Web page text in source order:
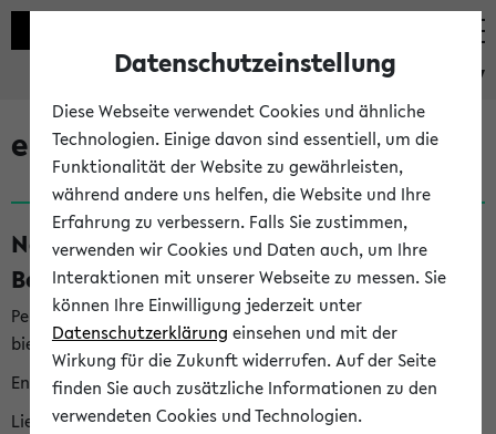
eKVV
eKVV News
Nachhaltigkeitspreis 2026:
Bewerbungsphase gestartet (06.08.26)
Per E-Mail eingestellt von nachhaltigkeitsbuero@uni-
bielefeld.de an den Verteiler 'Alle Studierenden':
English version below
Liebe Studierende,
Datenschutzeinstellung
Diese Webseite verwendet Cookies und ähnliche
Technologien. Einige davon sind essentiell, um die
Funktionalität der Website zu gewährleisten,
während andere uns helfen, die Website und Ihre
Erfahrung zu verbessern. Falls Sie zustimmen,
verwenden wir Cookies und Daten auch, um Ihre
Interaktionen mit unserer Webseite zu messen. Sie
können Ihre Einwilligung jederzeit unter
Datenschutzerklärung einsehen und mit der
Wirkung für die Zukunft widerrufen. Auf der Seite
finden Sie auch zusätzliche Informationen zu den
verwendeten Cookies und Technologien.